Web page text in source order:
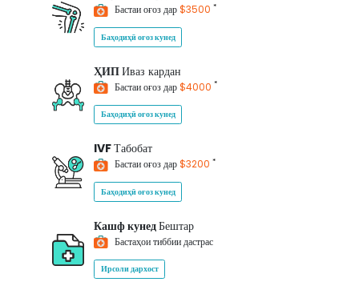
Бастаи оғоз дар$3500 *
Баҳодиҳӣ оғоз кунед
ҲИПИваз кардан
Бастаи оғоз дар$4000 *
Баҳодиҳӣ оғоз кунед
IVFТабобат
Бастаи оғоз дар$3200 *
Баҳодиҳӣ оғоз кунед
Кашф кунедБештар
Бастаҳои тиббии дастрас
Ирсоли дархост